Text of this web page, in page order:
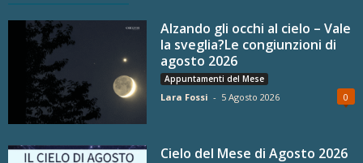
Alzando gli occhi al cielo – Vale
la sveglia?Le congiunzioni di
agosto 2026
Appuntamenti del Mese
Lara Fossi - 5 Agosto 2026 0
Cielo del Mese di Agosto 2026